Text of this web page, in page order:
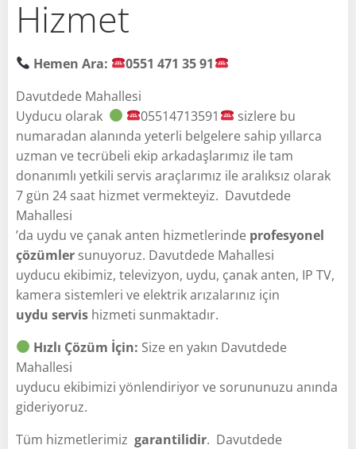
Hizmet
Hemen Ara:
0551 471 35 91
Davutdede Mahallesi
Uyducu olarak
05514713591
sizlere bu
numaradan alanında yeterli belgelere sahip yıllarca
uzman ve tecrübeli ekip arkadaşlarımız ile tam
donanımlı yetkili servis araçlarımız ile aralıksız olarak
7 gün 24 saat hizmet vermekteyiz. Davutdede
Mahallesi
’da uydu ve çanak anten hizmetlerinde profesyonel
çözümler sunuyoruz. Davutdede Mahallesi
uyducu ekibimiz, televizyon, uydu, çanak anten, IP TV,
kamera sistemleri ve elektrik arızalarınız için
uydu servis hizmeti sunmaktadır.
Hızlı Çözüm İçin: Size en yakın Davutdede
Mahallesi
uyducu ekibimizi yönlendiriyor ve sorununuzu anında
gideriyoruz.
Tüm hizmetlerimiz garantilidir. Davutdede